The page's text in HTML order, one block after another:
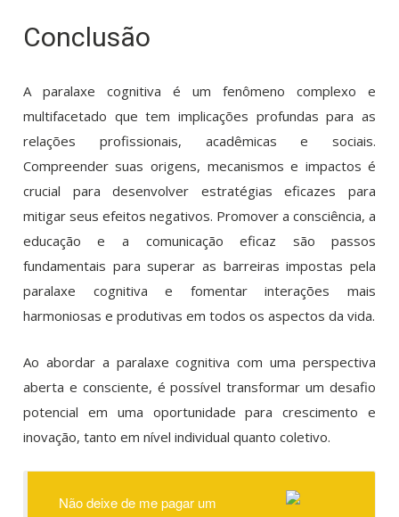
Conclusão
A paralaxe cognitiva é um fenômeno complexo e
multifacetado que tem implicações profundas para as
relações profissionais, acadêmicas e sociais.
Compreender suas origens, mecanismos e impactos é
crucial para desenvolver estratégias eficazes para
mitigar seus efeitos negativos. Promover a consciência, a
educação e a comunicação eficaz são passos
fundamentais para superar as barreiras impostas pela
paralaxe cognitiva e fomentar interações mais
harmoniosas e produtivas em todos os aspectos da vida.
Ao abordar a paralaxe cognitiva com uma perspectiva
aberta e consciente, é possível transformar um desafio
potencial em uma oportunidade para crescimento e
inovação, tanto em nível individual quanto coletivo.
Não deixe de me pagar um